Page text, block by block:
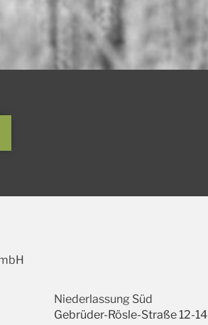
Niederlassung Süd
Gebrüder-Rösle-Straße 12-14